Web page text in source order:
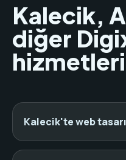
Kalecik,
diğer
Kalecik'te web